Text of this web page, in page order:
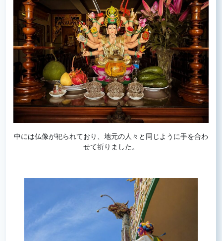
中には仏像が祀られており、地元の人々と同じように手を合わ
せて祈りました。